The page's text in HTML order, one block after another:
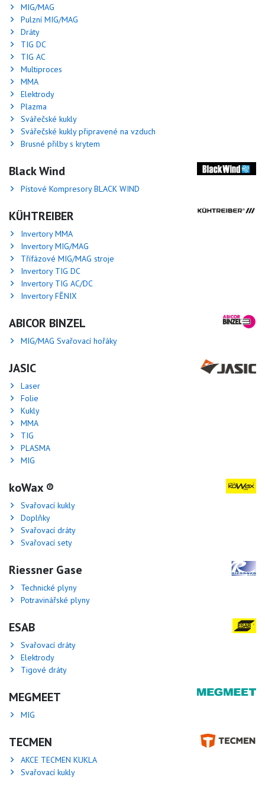
MIG/MAG
Pulzní MIG/MAG
Dráty
TIG DC
TIG AC
Multiproces
MMA
Elektrody
Plazma
Svářečské kukly
Svářečské kukly připravené na vzduch
Brusné přilby s krytem
Black Wind
Pístové Kompresory BLACK WIND
KÜHTREIBER
Invertory MMA
Invertory MIG/MAG
Třífázové MIG/MAG stroje
Invertory TIG DC
Invertory TIG AC/DC
Invertory FĒNIX
ABICOR BINZEL
MIG/MAG Svařovací hořáky
JASIC
Laser
Folie
Kukly
MMA
TIG
PLASMA
MIG
koWax ®
Svařovací kukly
Doplňky
Svařovací dráty
Svařovací sety
Riessner Gase
Technické plyny
Potravinářské plyny
ESAB
Svařovací dráty
Elektrody
Tigové dráty
MEGMEET
MIG
TECMEN
AKCE TECMEN KUKLA
Svařovací kukly